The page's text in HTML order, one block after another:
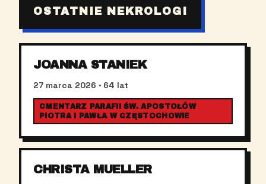
OSTATNIE NEKROLOGI
JOANNA STANIEK
27 marca 2026 · 64 lat
CMENTARZ PARAFII ŚW. APOSTOŁÓW
PIOTRA I PAWŁA W CZĘSTOCHOWIE
CHRISTA MUELLER